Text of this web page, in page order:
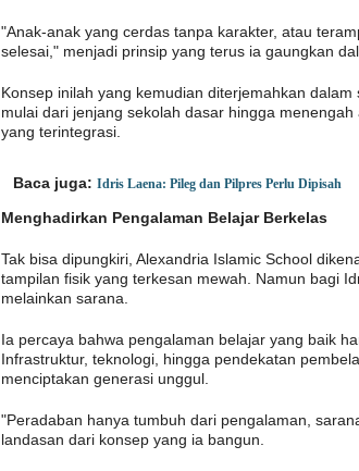
"Anak-anak yang cerdas tanpa karakter, atau
selesai," menjadi prinsip yang terus ia gaungkan
Konsep inilah yang kemudian diterjemahkan
mulai dari jenjang sekolah dasar hingga
yang terintegrasi.
Baca juga: Idris Laena: Pileg dan Pilpres Perlu Dipisah
Menghadirkan Pengalaman Belajar Berkelas
Tak bisa dipungkiri, Alexandria Islamic School
tampilan fisik yang terkesan mewah. Namun bagi
melainkan sarana.
Ia percaya bahwa pengalaman belajar yang baik
Infrastruktur, teknologi, hingga pendekatan
menciptakan generasi unggul.
"Peradaban hanya tumbuh dari pengalaman,
landasan dari konsep yang ia bangun.